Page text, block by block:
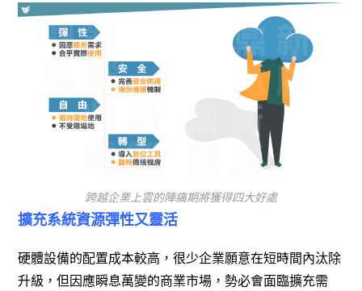
跨越企業上雲的陣痛期將獲得四大好處
擴充系統資源彈性又靈活
硬體設備的配置成本較高，很少企業願意在短時間內汰除
升級，但因應瞬息萬變的商業市場，勢必會面臨擴充需